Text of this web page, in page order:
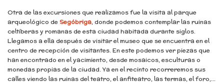
Otra de las excursiones que realizamos fue la visita al parque
arqueológico deSegóbriga, donde podemos contemplar las ruinas
celtíberas y romanas de esta ciudad habitada durante siglos.
Llegamos a ella después de visitar el museo que se encuentra en el
centro de recepción de visitantes. En este podemos ver piezas que
han encontrado en el yacimiento, desde mosaicos, esculturas o
monedas propias de la ciudad. Ya en el recinto recorreremos sus
calles viendo las ruinas del teatro, el anfiteatro, las termas, el foro,…